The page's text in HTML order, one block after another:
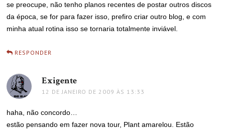
se preocupe, não tenho planos recentes de postar outros discos
da época, se for para fazer isso, prefiro criar outro blog, e com
minha atual rotina isso se tornaria totalmente inviável.
RESPONDER
Exigente
12 DE JANEIRO DE 2009 ÀS 13:33
haha, não concordo…
estão pensando em fazer nova tour, Plant amarelou. Estão